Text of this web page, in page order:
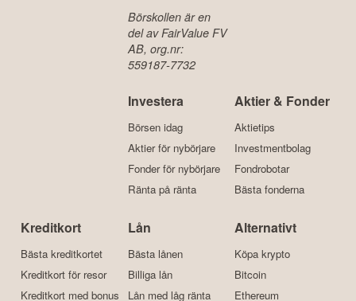
Börskollen är en
del av FairValue FV
AB, org.nr:
559187-7732
Investera
Börsen idag
Aktier för nybörjare
Fonder för nybörjare
Ränta på ränta
Aktier & Fonder
Aktietips
Investmentbolag
Fondrobotar
Bästa fonderna
Kreditkort
Bästa kreditkortet
Kreditkort för resor
Kreditkort med bonus
Lån
Bästa lånen
Billiga lån
Lån med låg ränta
Alternativt
Köpa krypto
Bitcoin
Ethereum